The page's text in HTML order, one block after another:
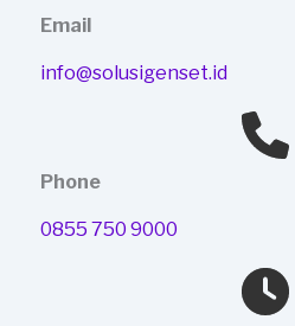
Email
info@solusigenset.id
Phone
0855 750 9000